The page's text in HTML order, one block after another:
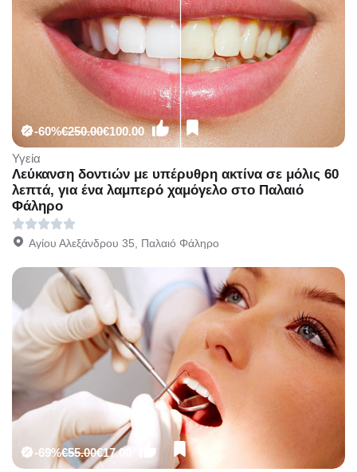
-60%€250.00€100.00
Υγεία
Λεύκανση δοντιών με υπέρυθρη ακτίνα σε μόλις 60
λεπτά, για ένα λαμπερό χαμόγελο στο Παλαιό
Φάληρο
Αγίου Αλεξάνδρου 35, Παλαιό Φάληρο
-69%€55.00€17.00